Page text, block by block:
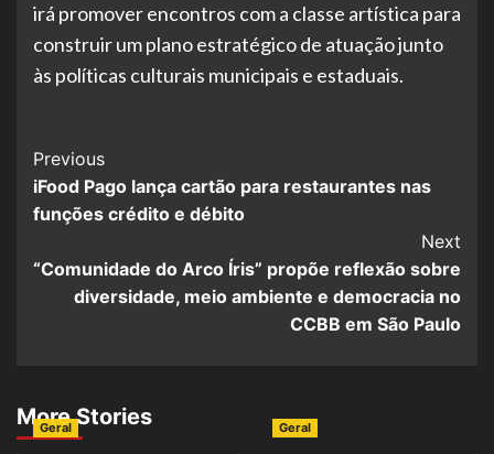
irá promover encontros com a classe artística para
construir um plano estratégico de atuação junto
às políticas culturais municipais e estaduais.
Post
Navigation
Previous
​iFood Pago lança cartão para restaurantes nas
funções crédito e débito
Next
“Comunidade do Arco Íris” propõe reflexão sobre
diversidade, meio ambiente e democracia no
CCBB em São Paulo
More Stories
Geral Geral